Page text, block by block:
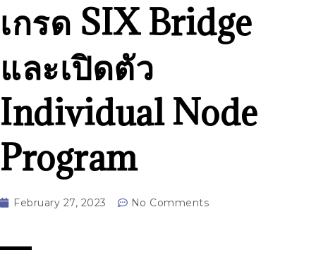
เกรด SIX Bridge
และเปิดตัว
Individual Node
Program
February 27, 2023 No Comments